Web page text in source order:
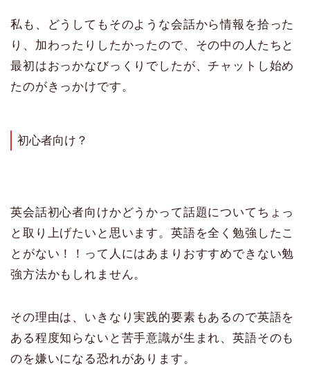
私も、どうしてもそのような会話から情報を拾った
り、加わったりしたかったので、その中の人たちと
最初はおっかなびっくりでしたが、チャットし始め
たのがきっかけです。
初心者向け？
英会話初心者向けかどうかって話題についてちょっ
と取り上げたいと思います。英語を全く勉強したこ
とがない！！って人にはあまりおすすめできない勉
強方法かもしれません。
その理由は、いきなり実践的要素もあるので英語を
ある程度知らないと苦手意識が生まれ、英語そのも
のを嫌いになる恐れがあります。